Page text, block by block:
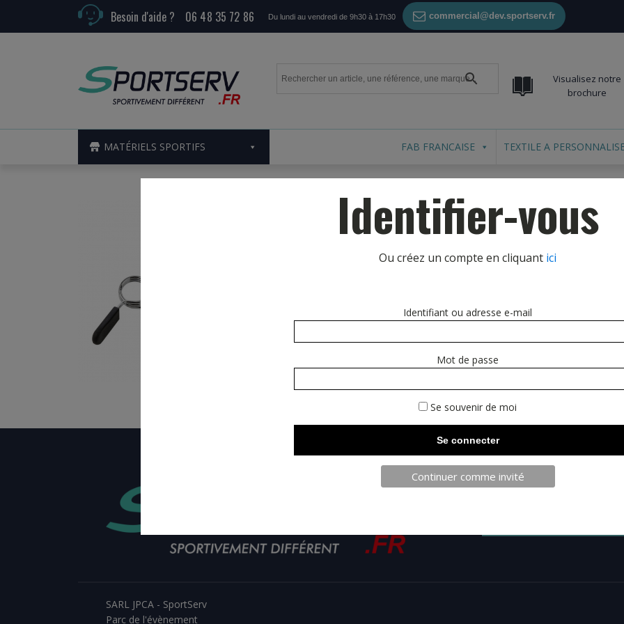
Besoin d'aide ? 06 48 35 72 86 Du lundi au vendredi de 9h30 à 17h30 commercial@dev.sportserv.fr
Visualisez notre
brochure
MATÉRIELS SPORTIFS FAB FRANCAISE TEXTILE A
SARL JPCA - SportServ
Parc de l'évènement
Identifier-vous
Ou créez un compte en cliquant ici
Identifiant ou adresse e-mail
Mot de passe
Se souvenir de moi
Continuer comme invité